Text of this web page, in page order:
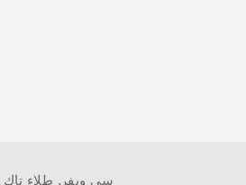
سي ويفر, طلاء تاك